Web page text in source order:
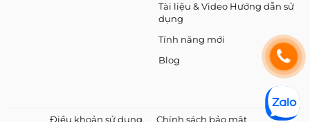
Tài liệu & Video Hướng dẫn sử
dụng
Tính năng mới
Blog
Điều khoản sử dụng Chính sách bảo mật